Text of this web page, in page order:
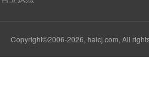
Copyright©2006-2026, haicj.com, All